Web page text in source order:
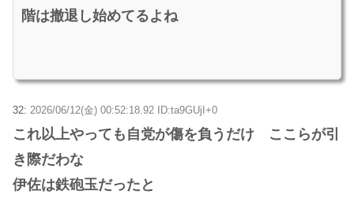
階は撤退し始めてるよね
32: 2026/06/12(金) 00:52:18.92 ID:ta9GUjI+0
これ以上やっても自党が傷を負うだけ ここらが引
き際だわな
伊佐は鉄砲玉だったと